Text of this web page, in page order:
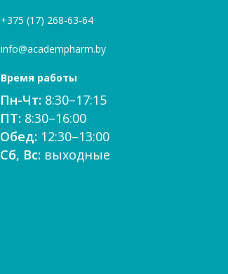
+375 (17) 268-63-64
info@academpharm.by
Время работы
Пн-Чт: 8:30–17:15
ПТ: 8:30–16:00
Обед: 12:30–13:00
Сб, Вс: выходные